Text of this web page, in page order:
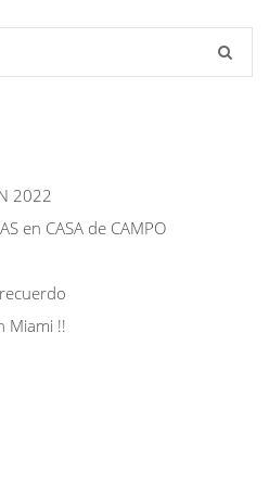
2022
en CASA de CAMPO
Miami !!